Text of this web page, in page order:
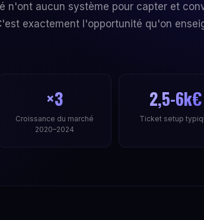
n'ont aucun système pour capter et
exactement l'opportunité qu'on
×3
Croissance du marché
2020–2024
2,5-6k€
Ticket setup